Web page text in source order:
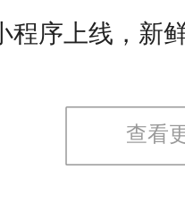
程序上线，新
查看